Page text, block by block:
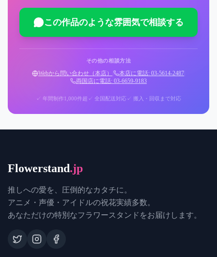
この作品のような雰囲気で相談する
その他の相談方法
Webから問い合わせ（本店） 本店に電話: 03-5614-2487
両国店に電話: 03-6659-9183
✓ 年間制作1,000件超 ✓ 全国配送対応 ✓ 搬入・回収まで対応
Flowerstand.jp
推しへの愛を、圧倒的なカタチに。
アニメ・声優・アイドルの祝花実績多数。
あなただけの特別なフラワースタンドをお届けします。